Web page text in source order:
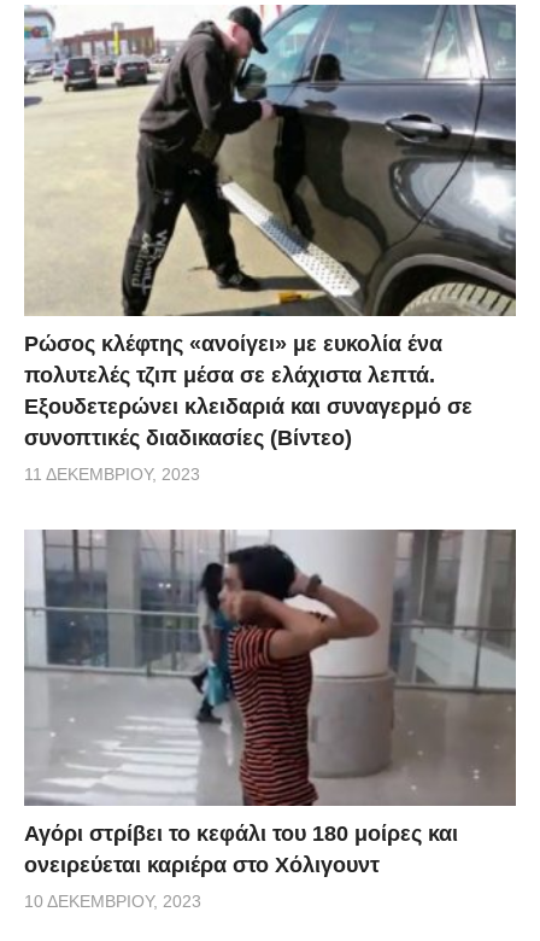
Ρώσος κλέφτης «ανοίγει» με ευκολία ένα
πολυτελές τζιπ μέσα σε ελάχιστα λεπτά.
Εξουδετερώνει κλειδαριά και συναγερμό σε
συνοπτικές διαδικασίες (Βίντεο)
11 ΔΕΚΕΜΒΡΊΟΥ, 2023
Αγόρι στρίβει το κεφάλι του 180 μοίρες και
ονειρεύεται καριέρα στο Χόλιγουντ
10 ΔΕΚΕΜΒΡΊΟΥ, 2023